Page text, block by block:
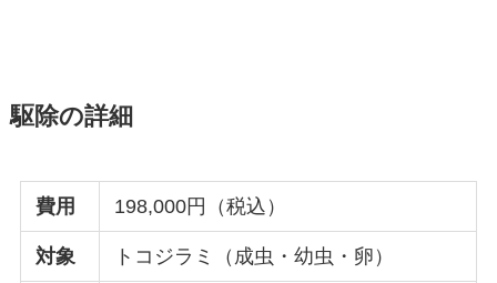
駆除の詳細
費用 198,000円（税込）
対象 トコジラミ（成虫・幼虫・卵）